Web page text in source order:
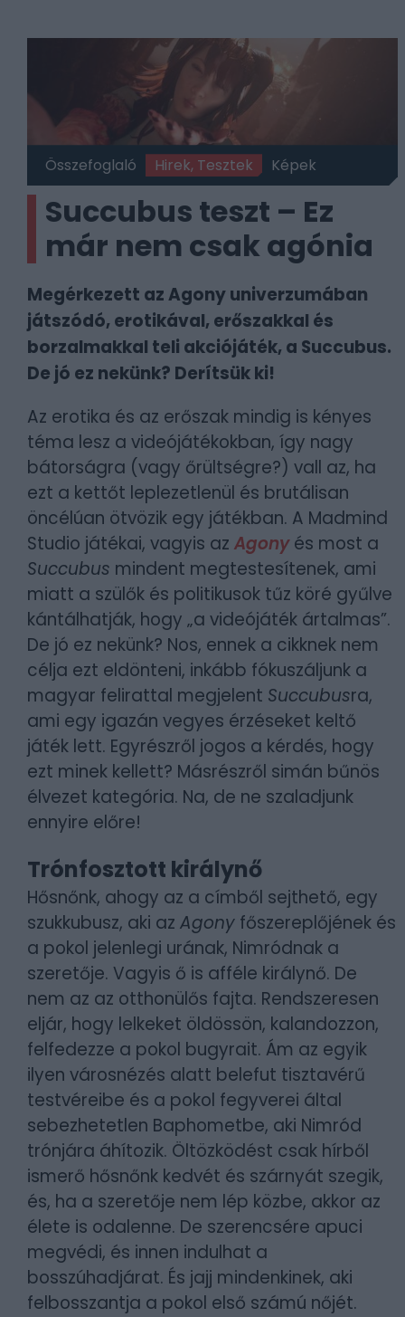
Összefoglaló Hirek, Tesztek Képek
Succubus teszt – Ez
már nem csak agónia
Megérkezett az Agony univerzumában
játszódó, erotikával, erőszakkal és
borzalmakkal teli akciójáték, a Succubus.
De jó ez nekünk? Derítsük ki!
Az erotika és az erőszak mindig is kényes
téma lesz a videójátékokban, így nagy
bátorságra (vagy őrültségre?) vall az, ha
ezt a kettőt leplezetlenül és brutálisan
öncélúan ötvözik egy játékban. A Madmind
Studio játékai, vagyis az Agonyés most a
Succubus mindent megtestesítenek, ami
miatt a szülők és politikusok tűz köré gyűlve
kántálhatják, hogy „a videójáték ártalmas”.
De jó ez nekünk? Nos, ennek a cikknek nem
célja ezt eldönteni, inkább fókuszáljunk a
magyar felirattal megjelent Succubusra,
ami egy igazán vegyes érzéseket keltő
játék lett. Egyrészről jogos a kérdés, hogy
ezt minek kellett? Másrészről simán bűnös
élvezet kategória. Na, de ne szaladjunk
ennyire előre!
Trónfosztott királynő
Hősnőnk, ahogy az a címből sejthető, egy
szukkubusz, aki az Agony főszereplőjének és
a pokol jelenlegi urának, Nimródnak a
szeretője. Vagyis ő is afféle királynő. De
nem az az otthonülős fajta. Rendszeresen
eljár, hogy lelkeket öldössön, kalandozzon,
felfedezze a pokol bugyrait. Ám az egyik
ilyen városnézés alatt belefut tisztavérű
testvéreibe és a pokol fegyverei által
sebezhetetlen Baphometbe, aki Nimród
trónjára áhítozik. Öltözködést csak hírből
ismerő hősnőnk kedvét és szárnyát szegik,
és, ha a szeretője nem lép közbe, akkor az
élete is odalenne. De szerencsére apuci
megvédi, és innen indulhat a
bosszúhadjárat. És jajj mindenkinek, aki
felbosszantja a pokol első számú nőjét.